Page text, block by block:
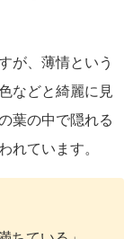
が、薄情という
などと綺麗に見
葉の中で隠れる
れています。